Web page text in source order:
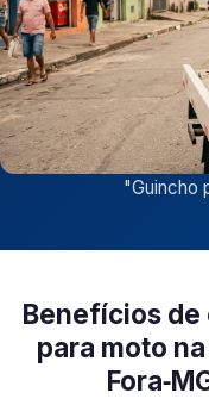
"Guincho
Benefícios de
para moto